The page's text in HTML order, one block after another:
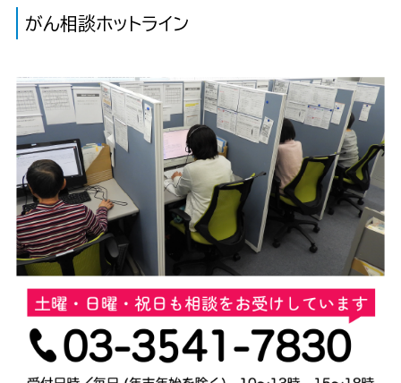
がん相談ホットライン